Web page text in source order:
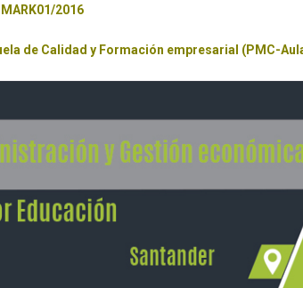
2016
de Calidad y Formación empresarial (PMC-